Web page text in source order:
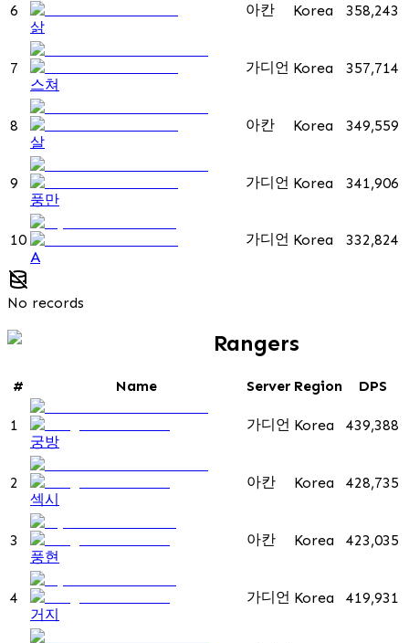
6
삵
아칸 Korea 358,243
7
스쳐
가디언 Korea 357,714
8
살
아칸 Korea 349,559
9
풍만
가디언 Korea 341,906
10
A
가디언 Korea 332,824
No records
Rangers
# Name Server Region DPS
1
궁방
가디언 Korea 439,388
2
섹시
아칸 Korea 428,735
3
풍현
아칸 Korea 423,035
4
거지
가디언 Korea 419,931